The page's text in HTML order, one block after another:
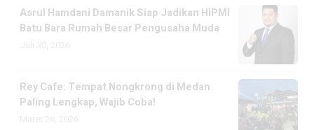
Asrul Hamdani Damanik Siap Jadikan HIPMI
Batu Bara Rumah Besar Pengusaha Muda
Rey Cafe: Tempat Nongkrong di Medan
Paling Lengkap, Wajib Coba!